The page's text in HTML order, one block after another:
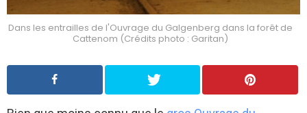
Dans les entrailles de l'Ouvrage du Galgenberg dans la forêt de
Cattenom (Crédits photo : Garitan)